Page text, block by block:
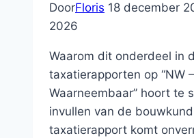
DoorFloris 18 december
2026
Waarom dit onderdeel in
taxatierapporten op “NW
Waarneembaar” hoort te
invullen van de
taxatierapport komt